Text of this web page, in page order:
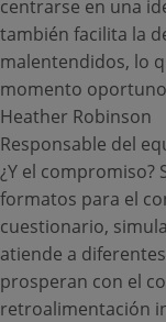
centrarse en una
también facilita la
malentendidos, lo
momento
Heather Robinson
Responsable del
¿Y el compromiso?
formatos para el
cuestionario,
atiende a
prosperan con el
retroalimentación